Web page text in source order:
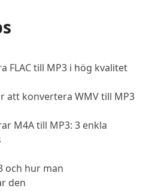
FLAC till MP3 i hög kvalitet
att konvertera WMV till MP3
M4A till MP3: 3 enkla
och hur man
den